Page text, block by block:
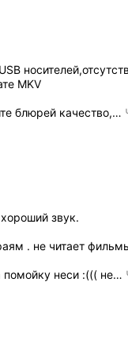
MKV
блюрей качество,…
звук.
. не читает
помойку неси :((( не…